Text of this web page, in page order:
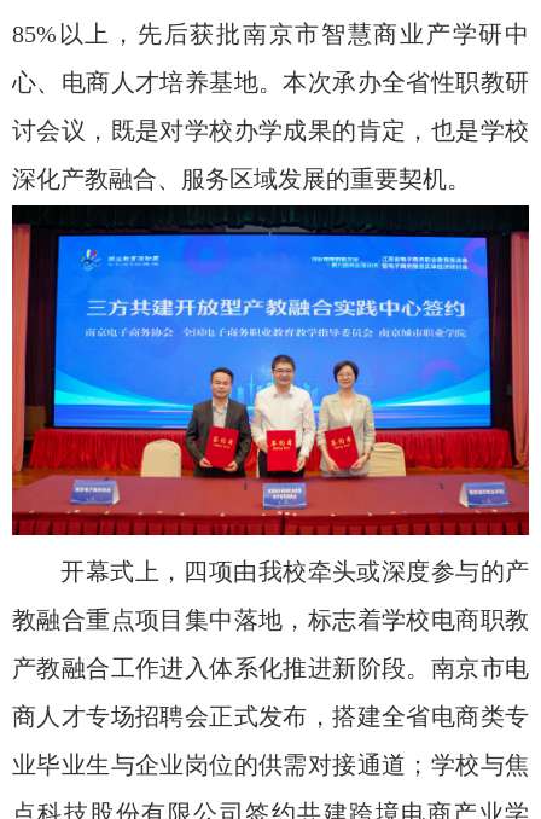
85% 以上，先后获批南京市智慧商业产学研中
心、电商人才培养基地。本次承办全省性职教研
讨会议，既是对学校办学成果的肯定，也是学校
深化产教融合、服务区域发展的重要契机。
开幕式上，四项由我校牵头或深度参与的产
教融合重点项目集中落地，标志着学校电商职教
产教融合工作进入体系化推进新阶段。南京市电
商人才专场招聘会正式发布，搭建全省电商类专
业毕业生与企业岗位的供需对接通道；学校与焦
点科技股份有限公司签约共建跨境电商产业学